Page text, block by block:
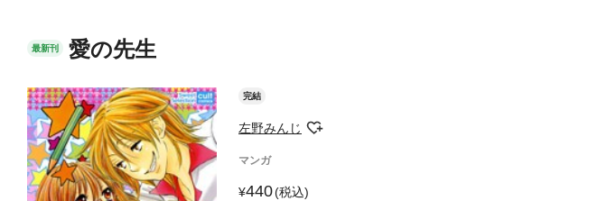
最新刊 愛の先生
完結
左野みんじ
マンガ
440(税込)